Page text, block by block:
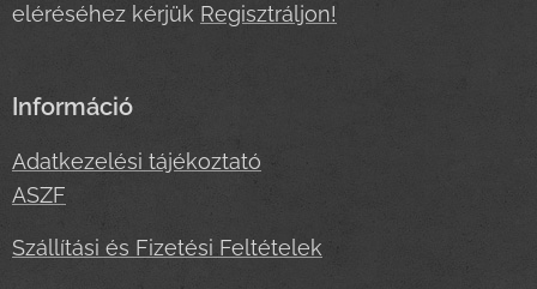
eléréséhez kérjük Regisztráljon!
Információ
Adatkezelési tájékoztató
ASZF
Szállítási és Fizetési Feltételek